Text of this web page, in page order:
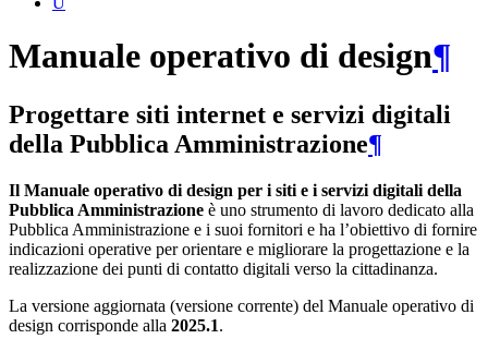
Manuale operativo di design¶
Progettare siti internet e servizi digitali
della Pubblica Amministrazione¶
Il Manuale operativo di design per i siti e i servizi digitali della
Pubblica Amministrazione è uno strumento di lavoro dedicato alla
Pubblica Amministrazione e i suoi fornitori e ha l’obiettivo di fornire
indicazioni operative per orientare e migliorare la progettazione e la
realizzazione dei punti di contatto digitali verso la cittadinanza.
La versione aggiornata (versione corrente) del Manuale operativo di
design corrisponde alla 2025.1.